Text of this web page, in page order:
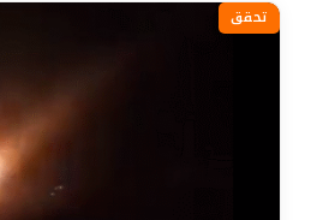
تحقق